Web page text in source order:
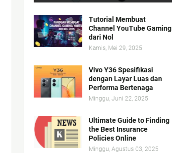
Tutorial Membuat
Channel YouTube Gaming
dari Nol
Kamis, Mei 29, 2025
Vivo Y36 Spesifikasi
dengan Layar Luas dan
Performa Bertenaga
Minggu, Juni 22, 2025
Ultimate Guide to Finding
the Best Insurance
Policies Online
Minggu, Agustus 03, 2025